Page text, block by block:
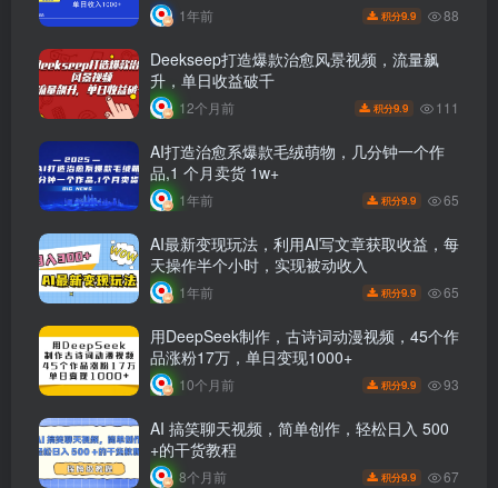
1年前 积分9.9 88
Deekseep打造爆款治愈风景视频，流量飙
升，单日收益破千
12个月前 积分9.9 111
AI打造治愈系爆款毛绒萌物，几分钟一个作
品,1 个月卖货 1w+
1年前 积分9.9 65
AI最新变现玩法，利用AI写文章获取收益，每
天操作半个小时，实现被动收入
1年前 积分9.9 65
用DeepSeek制作，古诗词动漫视频，45个作
品涨粉17万，单日变现1000+
10个月前 积分9.9 93
AI 搞笑聊天视频，简单创作，轻松日入 500
+的干货教程
8个月前 积分9.9 67